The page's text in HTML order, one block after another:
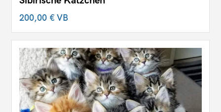
200,00 €VB